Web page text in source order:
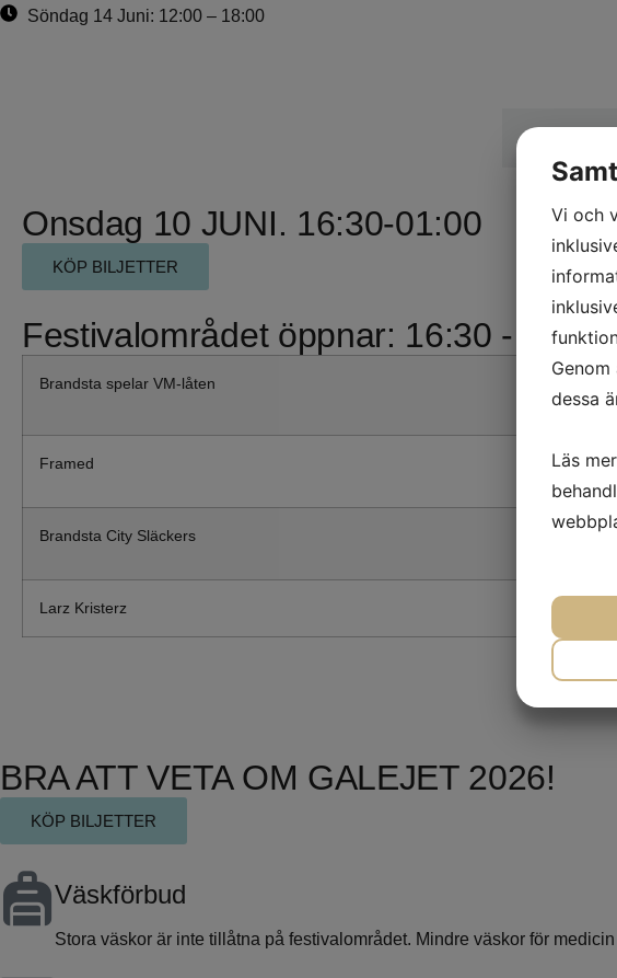
Söndag 14 Juni: 12:00 – 18:00
Onsdag 10 JUNI. 16:30-01:00
KÖP BILJETTER
Festivalområdet öppnar: 16:30 - De
Brandsta spelar VM-låten
Framed
Brandsta City Släckers
Larz Kristerz
BRA ATT VETA OM GALEJET 2026!
KÖP BILJETTER
Väskförbud
Stora väskor är inte tillåtna på festivalområdet. Mindre väskor för
Vi och
dessa
Läs